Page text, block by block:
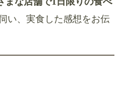
い、実食した感想をお伝